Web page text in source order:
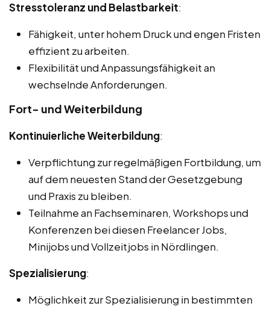
Stresstoleranz und Belastbarkeit:
Fähigkeit, unter hohem Druck und engen Fristen
effizient zu arbeiten.
Flexibilität und Anpassungsfähigkeit an
wechselnde Anforderungen.
Fort- und Weiterbildung
Kontinuierliche Weiterbildung:
Verpflichtung zur regelmäßigen Fortbildung, um
auf dem neuesten Stand der Gesetzgebung
und Praxis zu bleiben.
Teilnahme an Fachseminaren, Workshops und
Konferenzen bei diesen Freelancer Jobs,
Minijobs und Vollzeitjobs in Nördlingen.
Spezialisierung:
Möglichkeit zur Spezialisierung in bestimmten